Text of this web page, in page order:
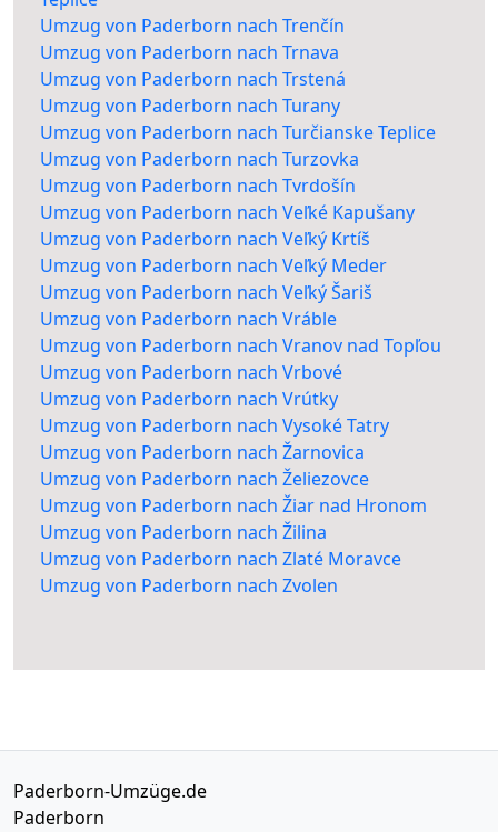
Umzug von Paderborn nach Trenčín
Umzug von Paderborn nach Trnava
Umzug von Paderborn nach Trstená
Umzug von Paderborn nach Turany
Umzug von Paderborn nach Turčianske Teplice
Umzug von Paderborn nach Turzovka
Umzug von Paderborn nach Tvrdošín
Umzug von Paderborn nach Veľké Kapušany
Umzug von Paderborn nach Veľký Krtíš
Umzug von Paderborn nach Veľký Meder
Umzug von Paderborn nach Veľký Šariš
Umzug von Paderborn nach Vráble
Umzug von Paderborn nach Vranov nad Topľou
Umzug von Paderborn nach Vrbové
Umzug von Paderborn nach Vrútky
Umzug von Paderborn nach Vysoké Tatry
Umzug von Paderborn nach Žarnovica
Umzug von Paderborn nach Želiezovce
Umzug von Paderborn nach Žiar nad Hronom
Umzug von Paderborn nach Žilina
Umzug von Paderborn nach Zlaté Moravce
Umzug von Paderborn nach Zvolen
Paderborn-Umzüge.de
Paderborn